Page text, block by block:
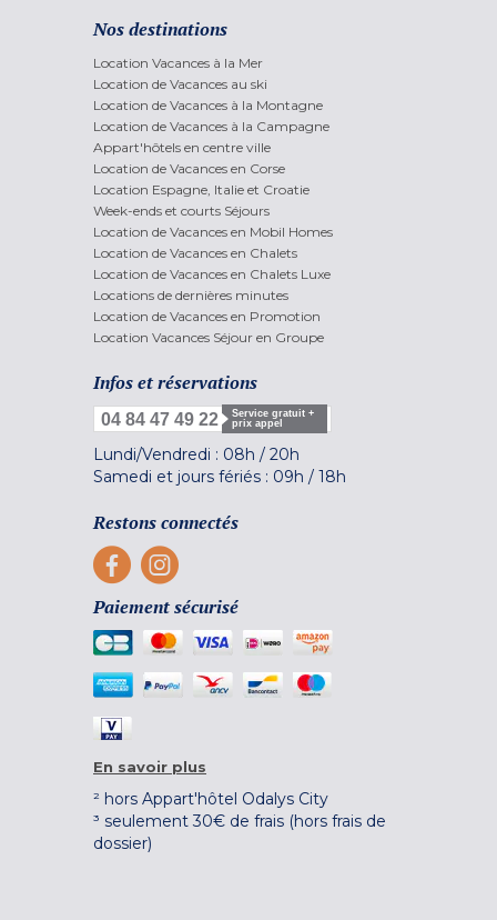
Nos destinations
Location Vacances à la Mer
Location de Vacances au ski
Location de Vacances à la Montagne
Location de Vacances à la Campagne
Appart'hôtels en centre ville
Location de Vacances en Corse
Location Espagne, Italie et Croatie
Week-ends et courts Séjours
Location de Vacances en Mobil Homes
Location de Vacances en Chalets
Location de Vacances en Chalets Luxe
Locations de dernières minutes
Location de Vacances en Promotion
Location Vacances Séjour en Groupe
Infos et réservations
04 84 47 49 22
Service gratuit +
prix appel
Lundi/Vendredi : 08h / 20h
Samedi et jours fériés : 09h / 18h
Restons connectés
Paiement sécurisé
En savoir plus
² hors Appart'hôtel Odalys City
³ seulement 30€ de frais (hors frais de
dossier)